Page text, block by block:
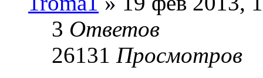
3 Ответов
26131 Просмотров